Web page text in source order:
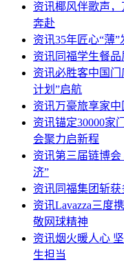
资讯椰风伴歌声
奔赴
资讯35年匠心“薄
资讯同福学生餐
资讯必胜客中国门
计划”启航
资讯万豪旅享家
资讯锚定30000家
会聚力启新程
资讯第三届链博会
济”
资讯同福集团斩
资讯Lavazza三度
敬网球精神
资讯烟火暖人心
生担当